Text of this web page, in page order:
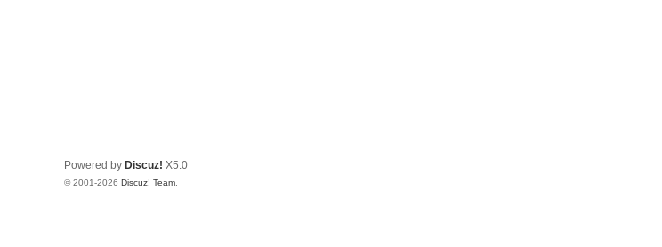
Powered by Discuz! X5.0
© 2001-2026 Discuz! Team